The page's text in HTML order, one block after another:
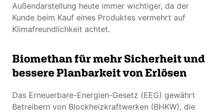
Außendarstellung heute immer wichtiger, da der
Kunde beim Kauf eines Produktes vermehrt auf
Klimafreundlichkeit achtet.
Biomethan für mehr Sicherheit und
bessere Planbarkeit von Erlösen
Das Erneuerbare-Energien-Gesetz (EEG) gewährt
Betreibern von Blockheizkraftwerken (BHKW), die